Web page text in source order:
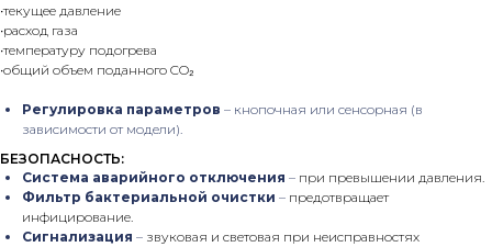
•текущее давление
•расход газа
•температуру подогрева
•общий объем поданного CO₂
Регулировка параметров – кнопочная или сенсорная (в
зависимости от модели).
БЕЗОПАСНОСТЬ:
Система аварийного отключения – при превышении давления.
Фильтр бактериальной очистки – предотвращает
инфицирование.
Сигнализация – звуковая и световая при неисправностях